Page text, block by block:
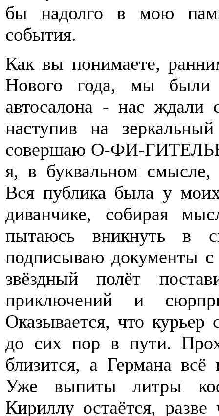
бы надолго в мою
события.
Как вы понимаете,
Нового года, мы были
автосалона - нас ждали
наступив на
совершаю О-ФИ-
я, в буквальном смысле,
Вся публика была у
диванчике, собирая
пытаюсь вникнуть в
подписываю документы
звёздный полёт
приключений и
Оказывается, что
до сих пор в пути.
близится, а Германа
Уже выпиты литры
Кириллу остаётся,